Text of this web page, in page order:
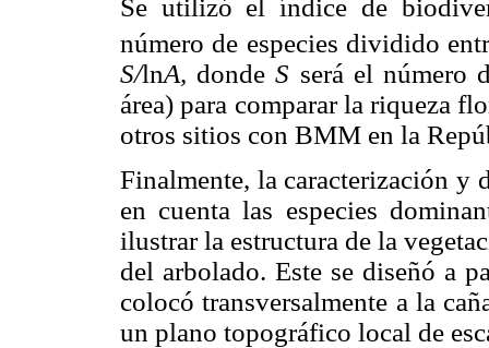
Se utilizó el índice de
número de especies dividido
S/lnA, dondeS será el número
área) para comparar la riqueza
otros sitios con BMM en la
Finalmente, la caracterización y
en cuenta las especies
ilustrar la estructura de la
del arbolado. Este se diseñó a
colocó transversalmente a la
un plano topográfico local de